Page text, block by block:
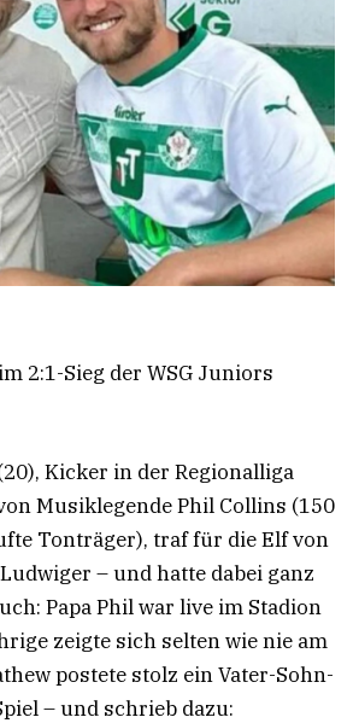
2:1-Sieg der WSG Juniors
Kicker in der Regionalliga
Musiklegende Phil Collins (150
Tonträger), traf für die Elf von
– und hatte dabei ganz
Papa Phil war live im Stadion
zeigte sich selten wie nie am
postete stolz ein Vater-Sohn-
– und schrieb dazu: